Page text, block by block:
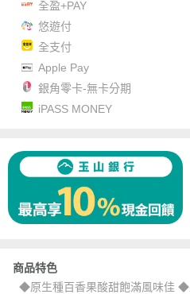
全盈+PAY
悠遊付
全支付
Apple Pay
銀角零卡-無卡分期
iPASS MONEY
商品特色
◆原生種百香果酸甜飽滿風味佳